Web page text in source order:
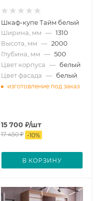
Шкаф-купе Тайм белый
Ширина, мм — 1310
Высота, мм — 2000
Глубина, мм — 500
Цвет корпуса — белый
Цвет фасада — белый
изготовление под заказ
15 700 ₽/шт
17 450₽ -10%
В КОРЗИНУ